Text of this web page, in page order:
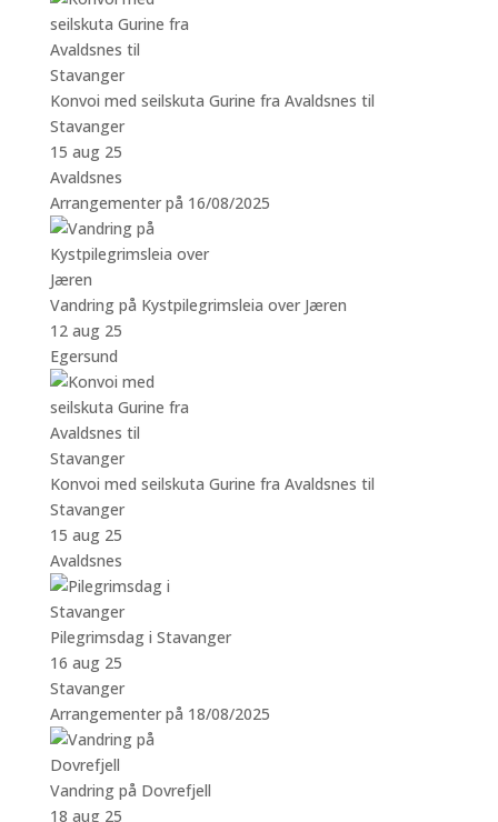
Konvoi med seilskuta Gurine fra Avaldsnes til
Stavanger
15 aug 25
Avaldsnes
Arrangementer på 16/08/2025
Vandring på Kystpilegrimsleia over Jæren
12 aug 25
Egersund
Konvoi med seilskuta Gurine fra Avaldsnes til
Stavanger
15 aug 25
Avaldsnes
Pilegrimsdag i Stavanger
16 aug 25
Stavanger
Arrangementer på 18/08/2025
Vandring på Dovrefjell
18 aug 25